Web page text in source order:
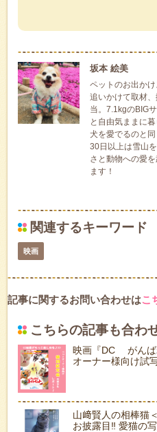
坂本 絵美
ペットのお出か
追いかけて取材
当。7.1kgのBIG
と自由気ままに
犬を愛でるのと
30日以上は雪山
さと動物への愛
ます！
関連するキーワード
映画
記事に関するお問い合わせはこ
こちらの記事も合わ
映画『DC がんば
オーナー様向け試
山﨑賢人の相棒猫
お披露目‼ 愛猫の